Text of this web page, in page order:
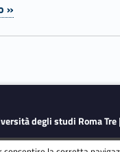
»
degli studi Roma Tre